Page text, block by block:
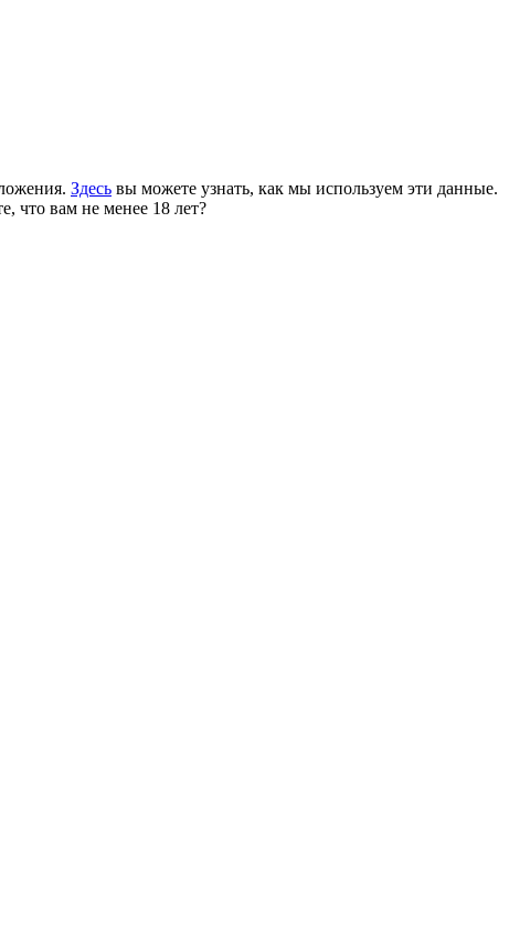
Здесь вы можете узнать, как мы используем эти данные.
что вам не менее 18 лет?